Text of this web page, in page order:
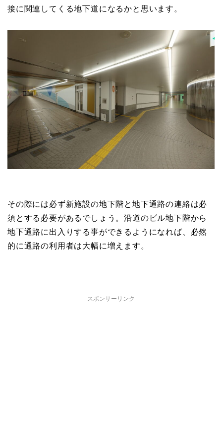
接に関連してくる地下道になるかと思います。
その際には必ず新施設の地下階と地下通路の連絡は必
須とする必要があるでしょう。沿道のビル地下階から
地下通路に出入りする事ができるようになれば、必然
的に通路の利用者は大幅に増えます。
スポンサーリンク